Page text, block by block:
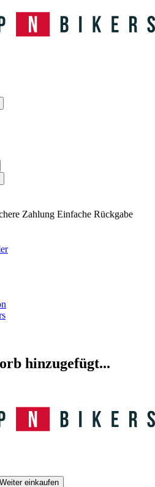
Zahlung Einfache Rückgabe
hinzugefügt...
Weiter einkaufen